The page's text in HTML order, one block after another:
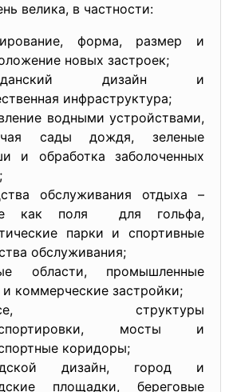
велика, в частности:
форма, размер и
новых застроек;
дизайн и
инфраструктура;
водными устройствами,
сады дождя, зеленые
и обработка заболоченных
обслуживания отдыха –
как поля для гольфа,
парки и спортивные
обслуживания;
области, промышленные
коммерческие застройки;
структуры
мосты и
коридоры;
дизайн, город и
площадки, береговые